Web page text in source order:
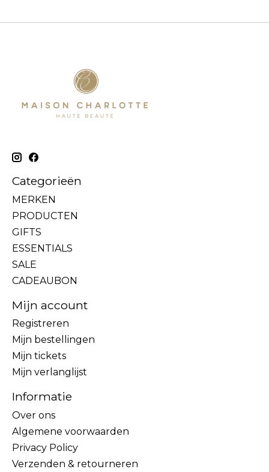
Categorieën
MERKEN
PRODUCTEN
GIFTS
ESSENTIALS
SALE
CADEAUBON
Mijn account
Registreren
Mijn bestellingen
Mijn tickets
Mijn verlanglijst
Informatie
Over ons
Algemene voorwaarden
Privacy Policy
Verzenden & retourneren